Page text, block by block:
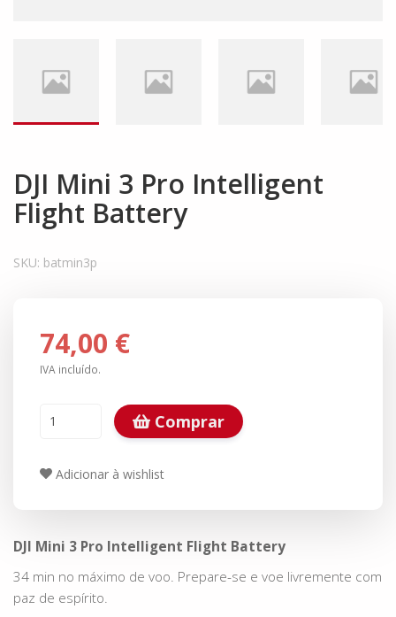
DJI Mini 3 Pro Intelligent
Flight Battery
SKU: batmin3p
74,00 €
IVA incluído.
Comprar
Adicionar à wishlist
DJI Mini 3 Pro Intelligent Flight Battery
34 min no máximo de voo. Prepare-se e voe livremente com
paz de espírito.